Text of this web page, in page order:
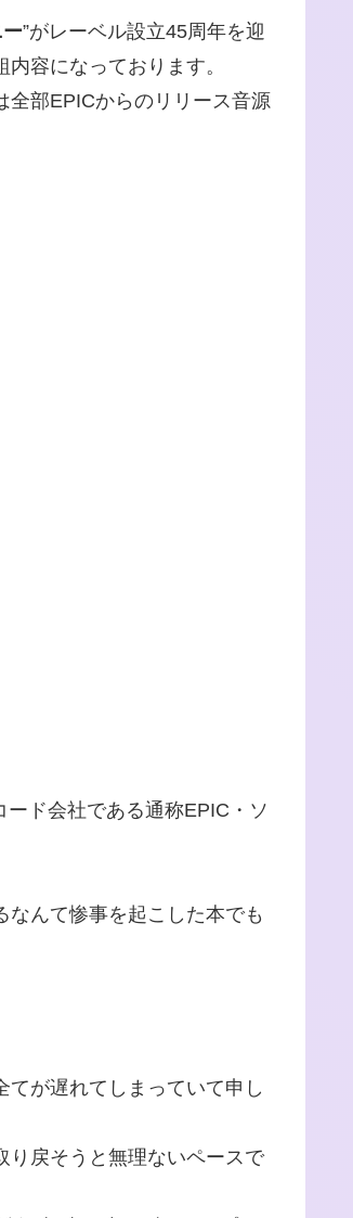
”がレーベル設立45周年を迎
容になっております。
全部EPICからのリリース音源
ード会社である通称EPIC・ソ
んて惨事を起こした本でも
が遅れてしまっていて申し
り戻そうと無理ないペースで